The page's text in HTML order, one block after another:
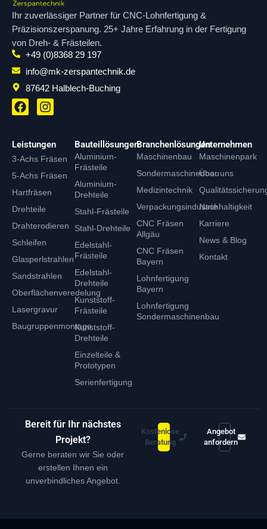
Ihr zuverlässiger Partner für CNC-Lohnfertigung &
Präzisionszerspanung. 25+ Jahre Erfahrung in der Fertigung
von Dreh- & Frästeilen.
+49 (0)8368 29 197
info@mk-zerspantechnik.de
87642 Halblech-Buching
F
a
e
b
o
o
k
I
n
t
a
g
r
a
m
Leistungen
3-Achs Fräsen
5-Achs Fräsen
Hartfräsen
Drehteile
Drahterodieren
Schleifen
Glasperlstrahlen
Sandstrahlen
Oberflächenveredelung
Lasergravur
Baugruppenmontage
Bauteillösungen
Aluminium-
Frästeile
Aluminium-
Drehteile
Stahl-Frästeile
Stahl-Drehteile
Edelstahl-
Frästeile
Edelstahl-
Drehteile
Kunststoff-
Frästeile
Kunststoff-
Drehteile
Einzelteile &
Prototypen
Serienfertigung
Branchenlösungen
Maschinenbau
Sondermaschinenbau
Medizintechnik
Verpackungsindustrie
CNC Fräsen
Allgäu
CNC Fräsen
Bayern
Lohnfertigung
Bayern
Lohnfertigung
Sondermaschinenbau
Unternehmen
Maschinenpark
Über uns
Nachhaltigkeit
Karriere
News & Blog
Kontakt
Bereit für Ihr nächstes
Projekt?
Gerne beraten wir Sie oder
erstellen Ihnen ein
unverbindliches Angebot.
Kostenlose
Beratung
Angebot
anfordern